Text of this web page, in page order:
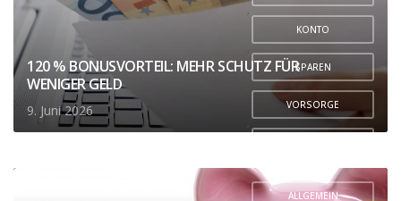
,
KONTO
SPAREN
VORSORGE
120 % BONUSVORTEIL: MEHR SCHUTZ FÜR
WENIGER GELD
9. Juni 2026
ALLGEMEIN